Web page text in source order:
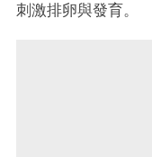
刺激排卵與發育。